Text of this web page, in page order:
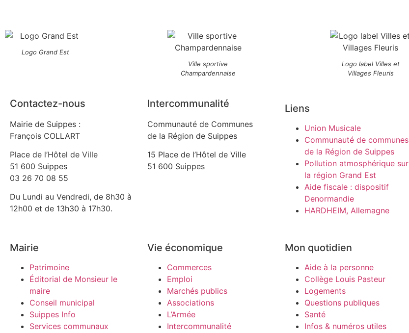
Logo Grand Est
Ville sportive
Champardennaise
Logo label Villes et
Villages Fleuris
Contactez-nous
Mairie de Suippes :
François COLLART
Place de l’Hôtel de Ville
51 600 Suippes
03 26 70 08 55
Du Lundi au Vendredi, de 8h30 à
12h00 et de 13h30 à 17h30.
Intercommunalité
Communauté de Communes
de la Région de Suippes
15 Place de l’Hôtel de Ville
51 600 Suippes
Liens
Union Musicale
Communauté de communes
de la Région de Suippes
Pollution atmosphérique sur
la région Grand Est
Aide fiscale : dispositif
Denormandie
HARDHEIM, Allemagne
Mairie
Patrimoine
Éditorial de Monsieur le
maire
Conseil municipal
Suippes Info
Services communaux
Vie économique
Commerces
Emploi
Marchés publics
Associations
L’Armée
Intercommunalité
Mon quotidien
Aide à la personne
Collège Louis Pasteur
Logements
Questions publiques
Santé
Infos & numéros utiles